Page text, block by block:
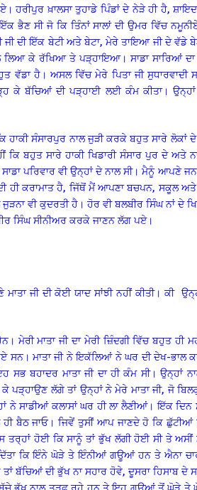
ਹਰੀਪੁਰ ਖ਼ਾਲਸਾ ਤੁਹਾਡੇ ਪਿੰਡਾਂ ਦੇ ਨੇੜੇ ਹੀ ਹੈ,
ਸੀ ਜੋ ਕਿ ਤਿੰਨਾਂ ਸਾਲਾਂ ਦੀ ਉਮਰ ਵਿੱਚ
ਦੀ ਇੱਕ ਬੇਟੀ ਅਤੇ ਬੇਟਾ, ਮੇਰੇ ਤਾਇਆ ਜੀ ਦੇ ਵੱਡੇ
ਕੇ ਰੱਖਿਆ ਤੇ ਪੜ੍ਹਾਇਆ। ਸਾਡਾ ਸਾਰਿਆਂ ਦਾ
ਵੱਡਾ ਹੈ। ਅਸਲ ਵਿੱਚ ਮੇਰੇ ਪਿਤਾ ਜੀ
ਬੱਚਿਆਂ ਦੀ ਪੜ੍ਹਾਈ ਲਈ ਕੰਮ ਕੀਤਾ। ਉਨ੍ਹਾਂ
ਹਾਕੀ ਸੰਸਾਰਪੁਰ ਨਾਲ ਜੁੜੀ ਕਰਕੇ ਬਹੁਤ ਸਾਰੇ
ਬਹੁਤ ਸਾਰੇ ਹਾਕੀ ਖਿਡਾਰੀ ਸੰਸਾਰ ਪੁਰ ਦੇ ਅਤੇ
ਪਰਿਵਾਰ ਵੀ ਉਨ੍ਹਾਂ ਦੇ ਨਾਲ ਸੀ। ਮੈਨੂੰ ਆਪਣੇ
ਹੀ ਕਰਾਮਾਤ ਹੈ, ਜਿੱਥੋਂ ਮੈਂ ਆਪਣਾ ਬਚਪਨ, ਸਕੂਲ
ਵੀ ਕੁਦਰਤੀ ਹੈ। ਹੋਰ ਵੀ ਬਲਬੀਰ ਸਿੰਘ ਨਾਂ ਦੇ
ਸਿੰਘ ਸੀਨੀਅਰ ਕਰਕੇ ਜਾਣਨ ਲੱਗ ਪਏ।
ਜੀ ਦੀ ਕੋਈ ਯਾਦ ਸਾਂਝੀ ਨਹੀਂ ਕੀਤੀ। ਕੀ
ਮੇਰੀ ਮਾਤਾ ਜੀ ਦਾ ਮੇਰੀ ਜ਼ਿੰਦਗੀ ਵਿੱਚ ਬਹੁਤ
ਸਨ। ਮਾਤਾ ਜੀ ਨੇ ਇਕੱਲਿਆਂ ਨੇ ਘਰ ਦੀ ਦੇਖ-ਭਾਲ
ਬਹਾਦਰ ਮਾਤਾ ਜੀ ਦਾ ਹੀ ਕੰਮ ਸੀ। ਉਨ੍ਹਾਂ
ਪੜ੍ਹਾਉਣ ਲੱਗੇ ਤਾਂ ਉਨ੍ਹਾਂ ਨੇ ਮੇਰੇ ਮਾਤਾ ਜੀ, ਜੋ
ਕਲਾਸਾਂ ਘਰ ਹੀ ਲਾ ਲੈਣੀਆਂ। ਇੱਕ ਦਿਨ
ਹੀ ਬੈਠ ਜਾਓ। ਜਿਵੇਂ ਤੁਸੀਂ ਆਪ ਜਾਣਦੇ ਹੋ ਕਿ
ਹੋਈ ਕਿ ਸਾਨੂੰ ਤਾਂ ਭੁੱਖ ਲੱਗੀ ਹੋਈ ਸੀ ਤੇ ਅਸੀਂ
ਦਿੱਤਾ ਕਿ ਇੰਨੇ ਘੋੜੇ ਤੇ ਇੰਨੀਆਂ ਗਊਆਂ ਹਨ ਤੇ ਐਨਾ
ਦੀ ਭੁੱਖ ਨਾ ਸਹਾਰ ਹੋਵੇ, ਦੂਸਰਾ ਹਿਸਾਬ ਦੇ